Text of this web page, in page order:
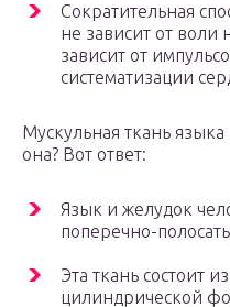
Сократительная
не зависит от воли
зависит от
систематизации
Мускульная ткань
она? Вот ответ:
Язык и желудок
поперечно-
Эта ткань состоит
цилиндрической